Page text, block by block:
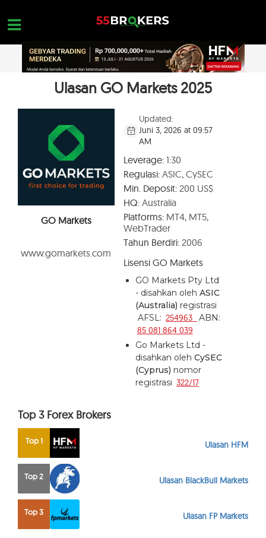
content
REVIEW BROKER FOREX
BROKER YANG HARUS DIHINDARI
EDUKASI FOREX
PERTANYAAN TRADER
BUKA AKUN GRATIS
Ulasan GO Markets 2025
GO Markets
www.gomarkets.com
Updated:
Juni 3, 2026 at 09:57
AM
Leverage:1:30
Regulasi:ASIC, CySEC
Min. Deposit:200 US$
HQ:Australia
Platforms:MT4, MT5,
WebTrader
Tahun Berdiri:2006
Lisensi GO Markets
GO Markets Pty Ltd
- disahkan oleh ASIC
(Australia) registrasi
AFSL: 254963
ABN:
85 081 864 039
Go Markets Ltd -
disahkan oleh CySEC
(Cyprus) nomor
registrasi 322/17
Top 3 Forex Brokers
Top 1 Ulasan HFM
Top 2 Ulasan BlackBull Markets
Top 3 Ulasan FP Markets